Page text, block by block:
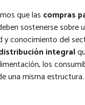
que las compras
sostenerse sobre
y conocimiento del
integral
los
una misma estructura.